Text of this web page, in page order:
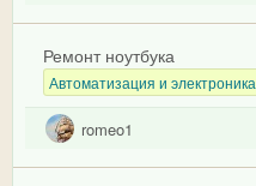
Ремонт ноутбука
Автоматизация и электроника
romeo1